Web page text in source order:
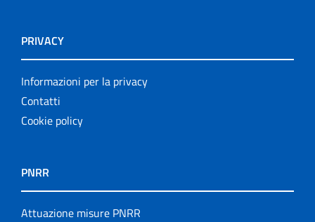
PRIVACY
Informazioni per la privacy
Contatti
Cookie policy
PNRR
Attuazione misure PNRR